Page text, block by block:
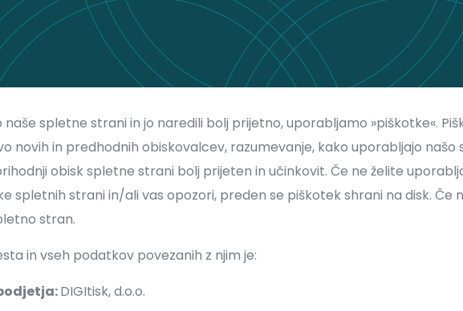
spletne strani in jo naredili bolj prijetno, uporabljamo »piškotke«.
novih in predhodnih obiskovalcev, razumevanje, kako uporabljajo našo
obisk spletne strani bolj prijeten in učinkovit. Če ne želite
spletnih strani in/ali vas opozori, preden se piškotek shrani na disk.
stran.
in vseh podatkov povezanih z njim je:
DIGItisk, d.o.o.